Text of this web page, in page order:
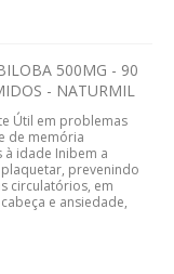
500MG - 90
- NATURMIL
Útil em problemas
de memória
à idade Inibem a
prevenindo
circulatórios, em
e ansiedade,